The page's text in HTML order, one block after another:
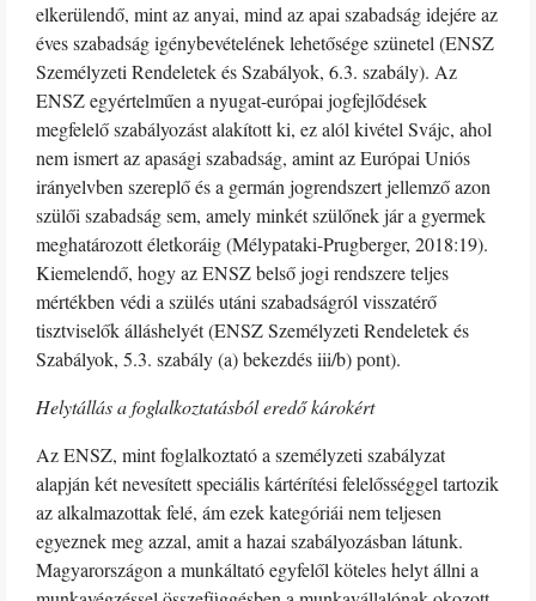
elkerülendő, mint az anyai, mind az apai szabadság idejére az
éves szabadság igénybevételének lehetősége szünetel (ENSZ
Személyzeti Rendeletek és Szabályok, 6.3. szabály). Az
ENSZ egyértelműen a nyugat-európai jogfejlődések
megfelelő szabályozást alakított ki, ez alól kivétel Svájc, ahol
nem ismert az apasági szabadság, amint az Európai Uniós
irányelvben szereplő és a germán jogrendszert jellemző azon
szülői szabadság sem, amely minkét szülőnek jár a gyermek
meghatározott életkoráig (Mélypataki-Prugberger, 2018:19).
Kiemelendő, hogy az ENSZ belső jogi rendszere teljes
mértékben védi a szülés utáni szabadságról visszatérő
tisztviselők álláshelyét (ENSZ Személyzeti Rendeletek és
Szabályok, 5.3. szabály (a) bekezdés iii/b) pont).
Helytállás a foglalkoztatásból eredő károkért
Az ENSZ, mint foglalkoztató a személyzeti szabályzat
alapján két nevesített speciális kártérítési felelősséggel tartozik
az alkalmazottak felé, ám ezek kategóriái nem teljesen
egyeznek meg azzal, amit a hazai szabályozásban látunk.
Magyarországon a munkáltató egyfelől köteles helyt állni a